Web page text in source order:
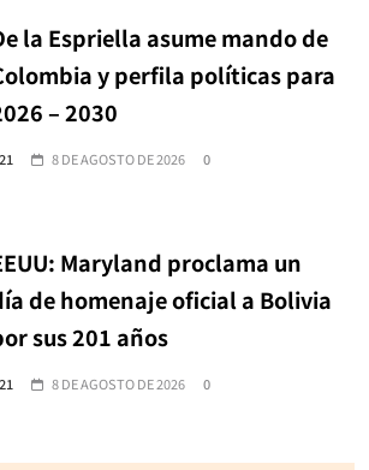
la Espriella asume mando de
y perfila políticas para
– 2030
8 DE AGOSTO DE 2026 0
Maryland proclama un
de homenaje oficial a Bolivia
sus 201 años
8 DE AGOSTO DE 2026 0